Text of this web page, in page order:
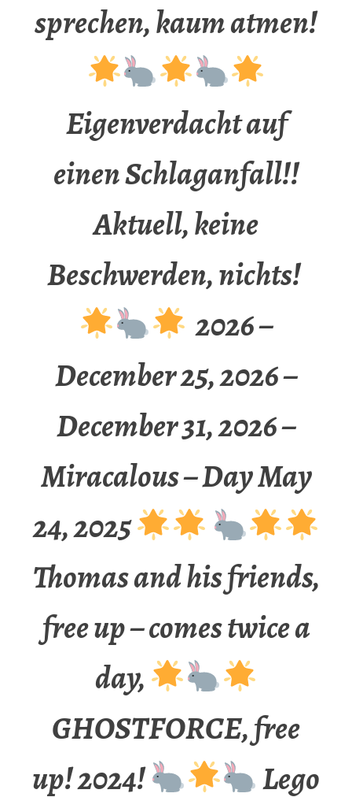
sprechen, kaum atmen!
Eigenverdacht auf
einen Schlaganfall!!
Aktuell, keine
Beschwerden, nichts!
2026 –
December 25, 2026 –
December 31, 2026 –
Miracalous – Day May
24, 2025
Thomas and his friends,
free up – comes twice a
day,
GHOSTFORCE, free
up! 2024!
Lego